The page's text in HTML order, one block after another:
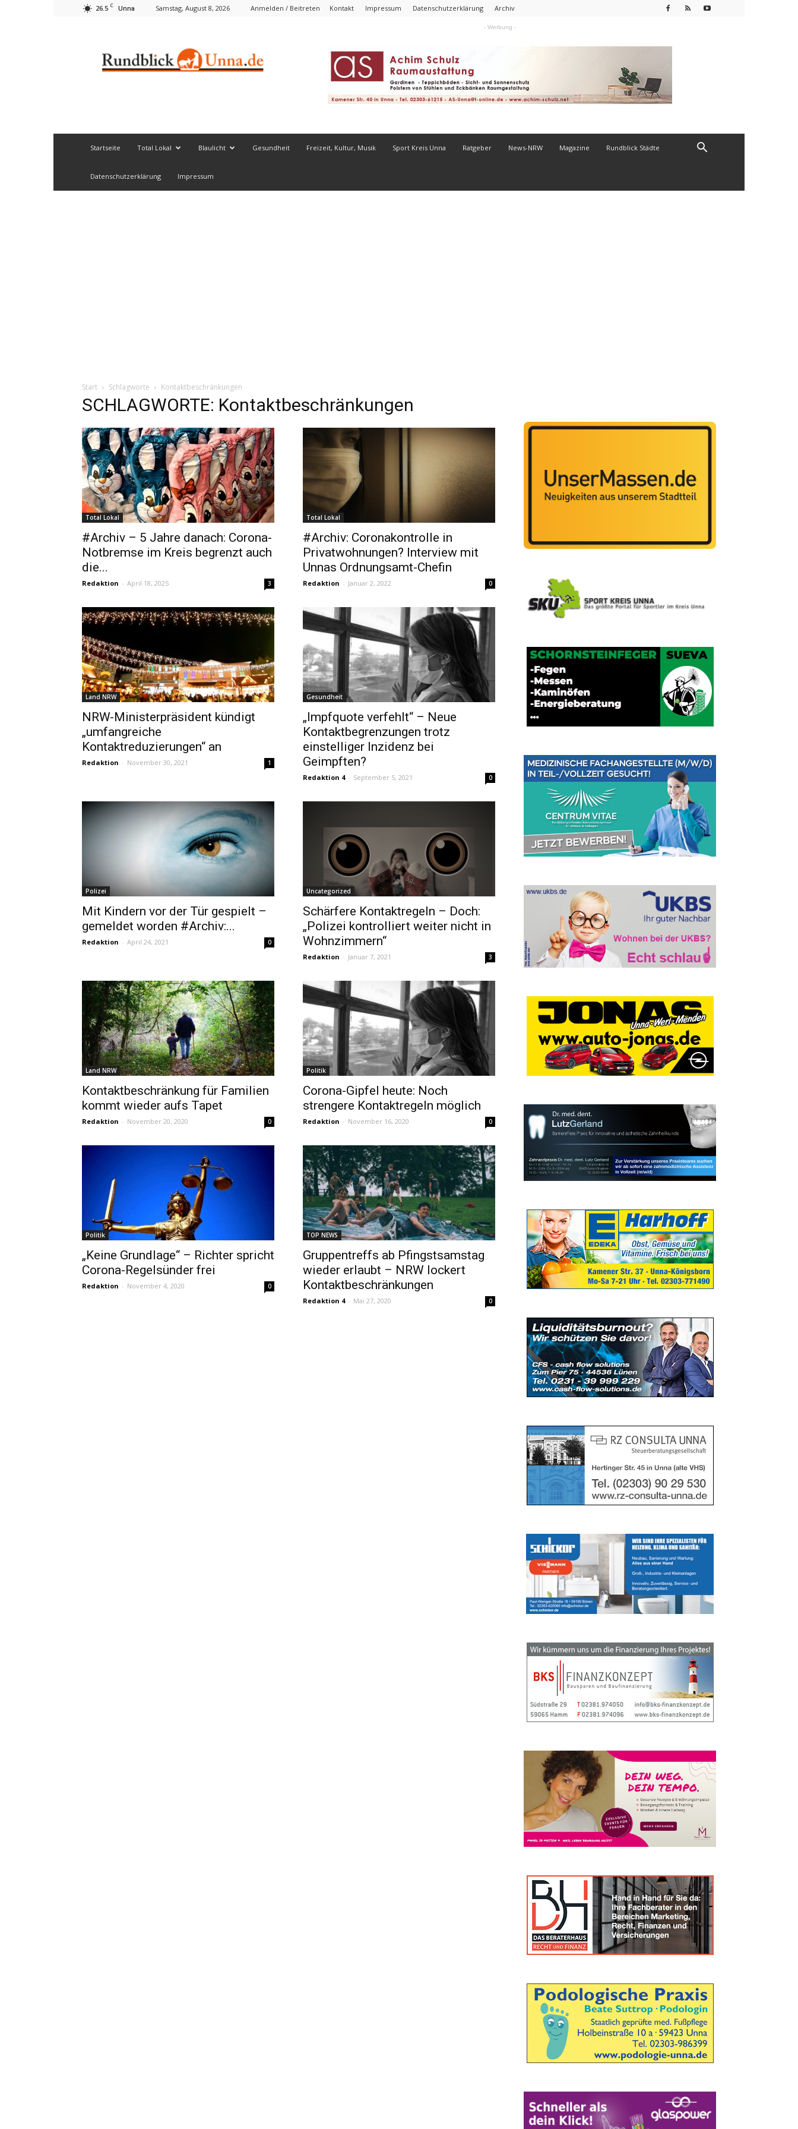
26.5 C Unna Samstag, August 8, 2026 Anmelden / Beitreten Kontakt Impressum Datenschutzerklärung Archiv
- Werbung -
Startseite Total Lokal Blaulicht Gesundheit Freizeit, Kultur, Musik Sport Kreis Unna Ratgeber News-NRW Magazine Rundblick Städte
Datenschutzerklärung Impressum
Start Schlagworte Kontaktbeschränkungen
SCHLAGWORTE: Kontaktbeschränkungen
Total Lokal
#Archiv – 5 Jahre danach: Corona-
Notbremse im Kreis begrenzt auch
die...
Redaktion - April 18, 2025 3
Total Lokal
#Archiv: Coronakontrolle in
Privatwohnungen? Interview mit
Unnas Ordnungsamt-Chefin
Redaktion - Januar 2, 2022 0
Land NRW
NRW-Ministerpräsident kündigt
„umfangreiche
Kontaktreduzierungen“ an
Redaktion - November 30, 2021 1
Gesundheit
„Impfquote verfehlt“ – Neue
Kontaktbegrenzungen trotz
einstelliger Inzidenz bei
Geimpften?
Redaktion 4 - September 5, 2021 0
Polizei
Mit Kindern vor der Tür gespielt –
gemeldet worden #Archiv:...
Redaktion - April 24, 2021 0
Uncategorized
Schärfere Kontaktregeln – Doch:
„Polizei kontrolliert weiter nicht in
Wohnzimmern“
Redaktion - Januar 7, 2021 3
Land NRW
Kontaktbeschränkung für Familien
kommt wieder aufs Tapet
Redaktion - November 20, 2020 0
Politik
Corona-Gipfel heute: Noch
strengere Kontaktregeln möglich
Redaktion - November 16, 2020 0
Politik
„Keine Grundlage“ – Richter spricht
Corona-Regelsünder frei
Redaktion - November 4, 2020 0
TOP NEWS
Gruppentreffs ab Pfingstsamstag
wieder erlaubt – NRW lockert
Kontaktbeschränkungen
Redaktion 4 - Mai 27, 2020 0